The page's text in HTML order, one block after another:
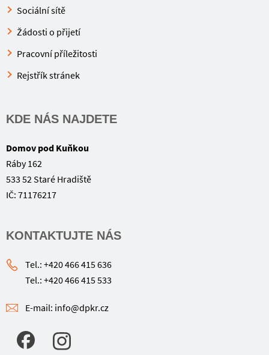
Sociální sítě
Žádosti o přijetí
Pracovní příležitosti
Rejstřík stránek
KDE NÁS NAJDETE
Domov pod Kuňkou
Ráby 162
533 52 Staré Hradiště
IČ: 71176217
KONTAKTUJTE NÁS
Tel.: +420 466 415 636
Tel.: +420 466 415 533
E-mail: info@dpkr.cz